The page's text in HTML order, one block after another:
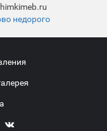
himkimeb.ru
недорого